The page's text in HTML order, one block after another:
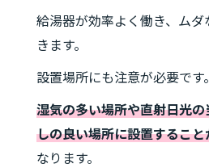
給湯器が効率よく働き、ム
きます。
設置場所にも注意が必要です。
湿気の多い場所や直射日光
しの良い場所に設置するこ
なります。